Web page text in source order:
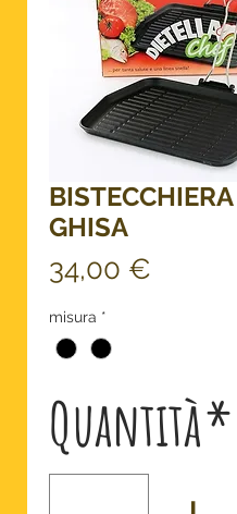
BISTECCHIERA
GHISA
34,00 €
misura *
Quantità*